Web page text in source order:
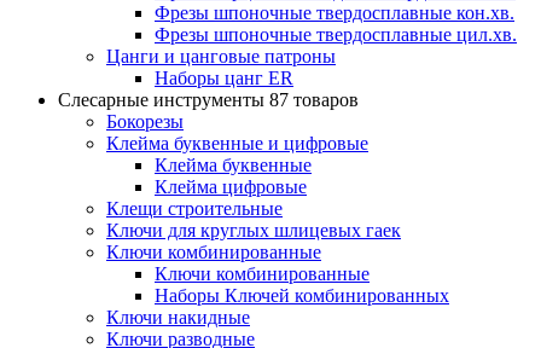
Фрезы шпоночные твердосплавные кон.хв.
Фрезы шпоночные твердосплавные цил.хв.
Цанги и цанговые патроны
Наборы цанг ER
Слесарные инструменты 87 товаров
Бокорезы
Клейма буквенные и цифровые
Клейма буквенные
Клейма цифровые
Клещи строительные
Ключи для круглых шлицевых гаек
Ключи комбинированные
Ключи комбинированные
Наборы Ключей комбинированных
Ключи накидные
Ключи разводные